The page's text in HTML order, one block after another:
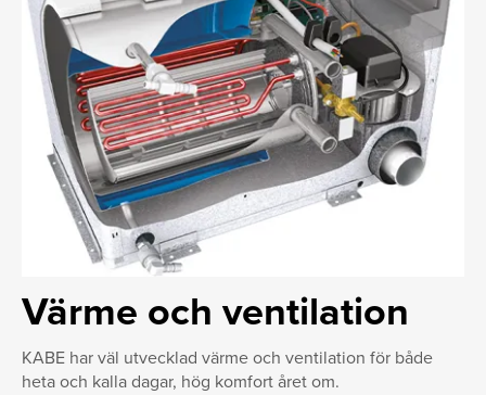
Värme och ventilation
KABE har väl utvecklad värme och ventilation för både
heta och kalla dagar, hög komfort året om.